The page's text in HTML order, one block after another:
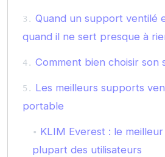
Quand un support ventilé
quand il ne sert presque à
Comment bien choisir son
Les meilleurs supports
portable
KLIM Everest : le
plupart des utilisateurs